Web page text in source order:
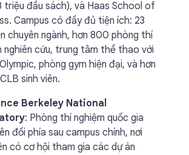
triệu đầu sách), và Haas School of
Campus có đầy đủ tiện ích: 23
chuyên ngành, hơn 800 phòng thí
nghiên cứu, trung tâm thể thao với
phòng gym hiện đại, và hơn
sinh viên.
Berkeley National
: Phòng thí nghiệm quốc gia
đồi phía sau campus chính, nơi
có cơ hội tham gia các dự án